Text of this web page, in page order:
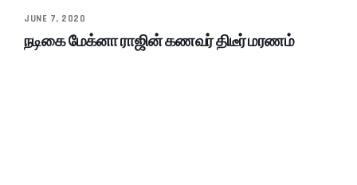
JUNE 7, 2020
நடிகை மேக்னா ராஜின் கணவர் திடீர் மரணம்